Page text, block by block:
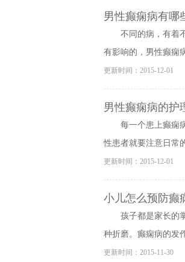
男性癫痫病有哪
不同的病，有着
有影响的，男性癫痫
更新时间：2015-12-01
男性癫痫病的护
每一个患上癫痫
性患者就要注意日常
更新时间：2015-12-01
小儿怎么预防癫
孩子都是家长的
种折磨。癫痫病的发
更新时间：2015-11-30